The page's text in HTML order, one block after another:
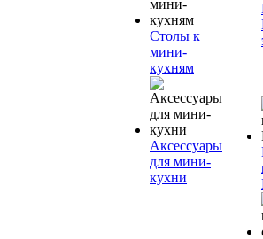
Столы к
мини-
кухням
Аксессуары
для мини-
кухни